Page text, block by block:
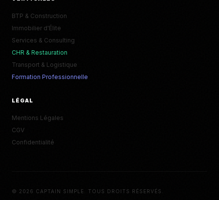
BTP & Construction
Immobilier d'Élite
Services & Consulting
CHR & Restauration
Transport & Logistique
Formation Professionnelle
LÉGAL
Mentions Légales
CGV
Confidentialité
© 2026 CAPTAIN SIMPLE. TOUS DROITS RÉSERVÉS.